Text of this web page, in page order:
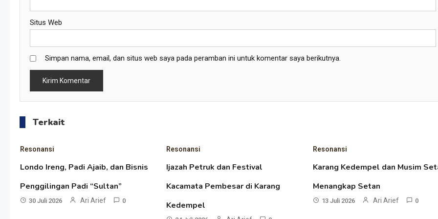
Situs Web
Simpan nama, email, dan situs web saya pada peramban ini untuk komentar saya berikutnya.
Terkait
Resonansi
Londo Ireng, Padi Ajaib, dan Bisnis
Penggilingan Padi “Sultan”
30 Juli 2026 Ari Arief 0
Resonansi
Ijazah Petruk dan Festival
Kacamata Pembesar di Karang
Kedempel
Resonansi
Karang Kedempel dan Musim
Menangkap Setan
13 Juli 2026 Ari Arief 0